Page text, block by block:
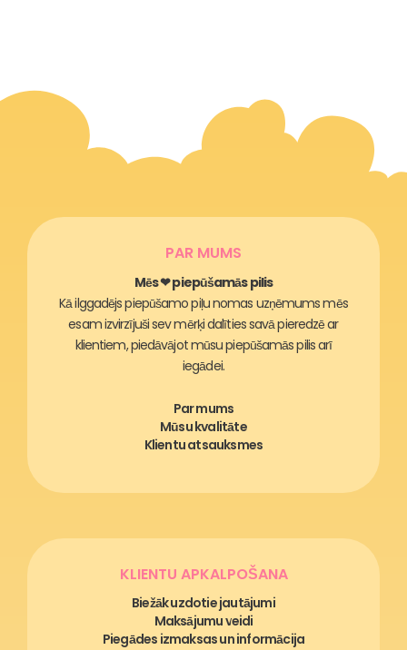
PAR MUMS
Mēs ❤ piepūšamās pilis
Kā ilggadējs piepūšamo piļu nomas uzņēmums mēs
esam izvirzījuši sev mērķi dalīties savā pieredzē ar
klientiem, piedāvājot mūsu piepūšamās pilis arī
iegādei.
Par mums
Mūsu kvalitāte
Klientu atsauksmes
KLIENTU APKALPOŠANA
Biežāk uzdotie jautājumi
Maksājumu veidi
Piegādes izmaksas un informācija